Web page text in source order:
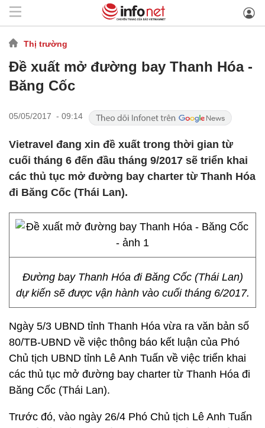
Thị trường
Đề xuất mở đường bay Thanh Hóa -
Băng Cốc
05/05/2017 - 09:14
Vietravel đang xin đề xuất trong thời gian từ
cuối tháng 6 đến đầu tháng 9/2017 sẽ triển khai
các thủ tục mở đường bay charter từ Thanh Hóa
đi Băng Cốc (Thái Lan).
Đường bay Thanh Hóa đi Băng Cốc (Thái Lan)
dự kiến sẽ được vận hành vào cuối tháng 6/2017.
Ngày 5/3 UBND tỉnh Thanh Hóa vừa ra văn bản số
80/TB-UBND về việc thông báo kết luận của Phó
Chủ tịch UBND tỉnh Lê Anh Tuấn về việc triển khai
các thủ tục mở đường bay charter từ Thanh Hóa đi
Băng Cốc (Thái Lan).
Trước đó, vào ngày 26/4 Phó Chủ tịch Lê Anh Tuấn